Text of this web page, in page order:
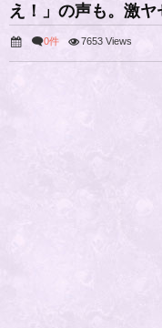
え！」の声も。激ヤ
0件 7653 Views